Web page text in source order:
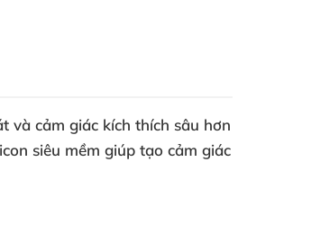
và cảm giác kích thích sâu hơn
siêu mềm giúp tạo cảm giác